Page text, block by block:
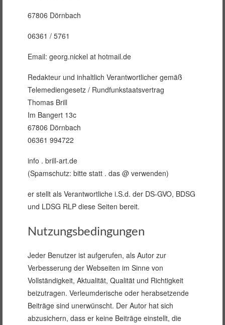
67806 Dörnbach
06361 / 5761
Email: georg.nickel at hotmail.de
Redakteur und inhaltlich Verantwortlicher gemäß
Telemediengesetz / Rundfunkstaatsvertrag
Thomas Brill
Im Bangert 13c
67806 Dörnbach
06361 994722
info . brill-art.de
(Spamschutz: bitte statt . das @ verwenden)
er stellt als Verantwortliche i.S.d. der DS-GVO, BDSG
und LDSG RLP diese Seiten bereit.
Nutzungsbedingungen
Jeder Benutzer ist aufgerufen, als Autor zur
Verbesserung der Webseiten im Sinne von
Vollständigkeit, Aktualität, Qualität und Richtigkeit
beizutragen. Verleumderische oder herabsetzende
Beiträge sind unerwünscht. Der Autor hat sich
abzusichern, dass er keine Beiträge einstellt, die